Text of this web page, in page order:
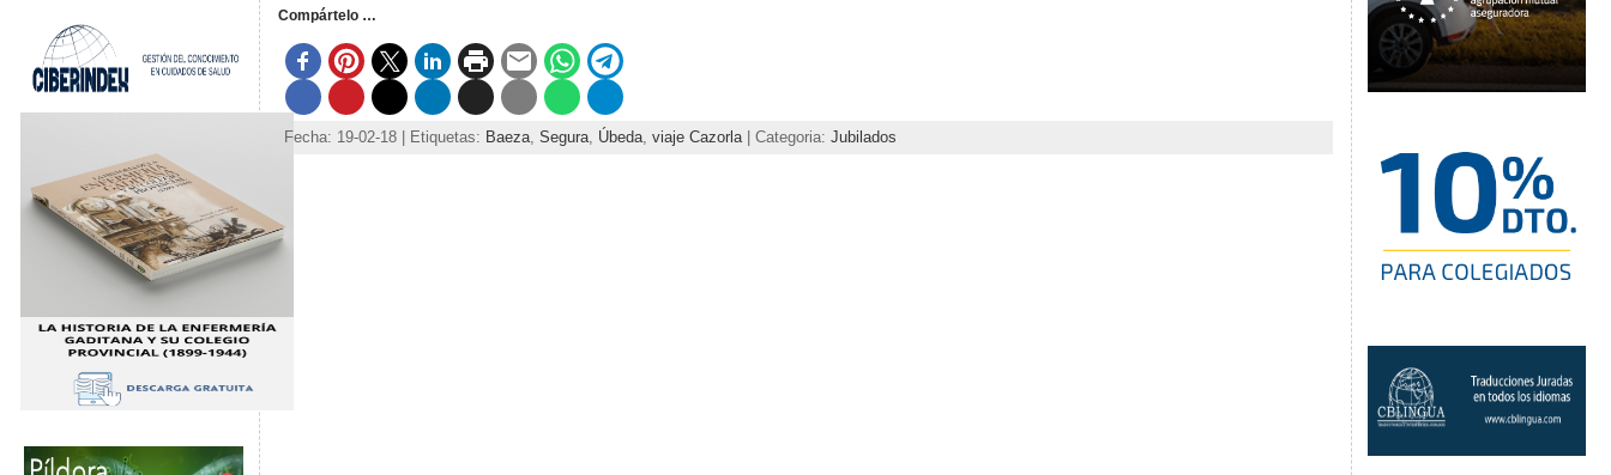
Compártelo …
Fecha: 19-02-18 | Etiquetas: Baeza, Segura, Úbeda, viaje Cazorla| Categoria: Jubilados